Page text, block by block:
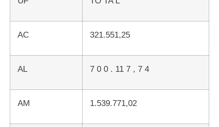
AC 321.551,25
AL 7 0 0 . 11 7 , 7 4
AM 1.539.771,02